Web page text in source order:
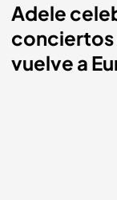
Adele
conciertos
vuelve a